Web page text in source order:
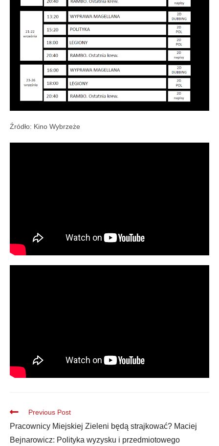
Źródło: Kino Wybrzeże
Previous Post
Pracownicy Miejskiej Zieleni będą strajkować? Maciej
Bejnarowicz: Polityka wyzysku i przedmiotowego